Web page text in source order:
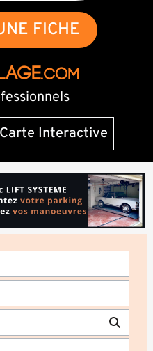
FICHE
.com
Carte Interactive